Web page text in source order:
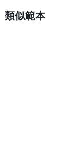
類似範本
了解更多